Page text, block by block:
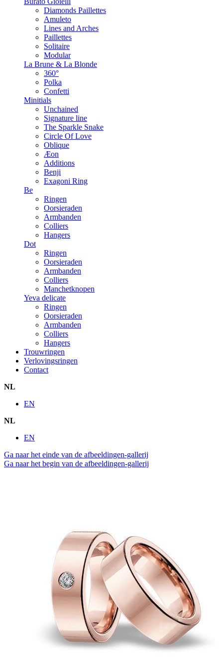
Diamonds Paillettes
Amuleto
Lines and Arches
Paillettes
Solitaire
Modular
La Brune & La Blonde
360°
Polka
Confetti
Minitials
Unchained
Signature line
The Sparkle Snake
Circle Of Love
Oblique
Æon
Additions
Benji
Exagoni Ring
Be
Ringen
Oorsieraden
Armbanden
Colliers
Hangers
Dot
Ringen
Oorsieraden
Armbanden
Colliers
Manchetknopen
Yeva delicate
Ringen
Oorsieraden
Armbanden
Colliers
Hangers
Trouwringen
Verlovingsringen
Contact
NL
EN
NL
EN
Ga naar het einde van de afbeeldingen-gallerij
Ga naar het begin van de afbeeldingen-gallerij